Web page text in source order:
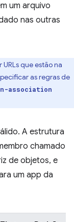
um arquivo
nas outras
que estão na
as regras de
association
A estrutura
chamado
de objetos, e
um app da